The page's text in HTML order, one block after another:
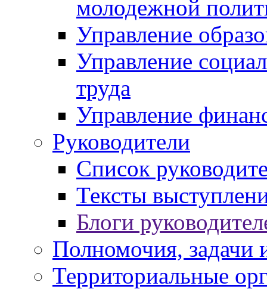
молодежной
Управление
Управление
труда
Управление
Руководители
Список
Тексты
Блоги
Полномочия, задачи
Территориальные